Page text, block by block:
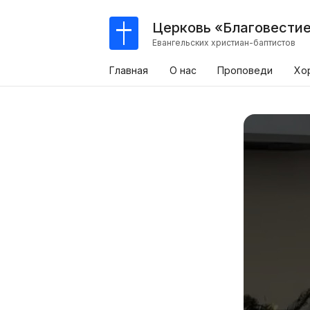
Церковь
Евангельских христиан-баптистов
Главная О нас Проповеди